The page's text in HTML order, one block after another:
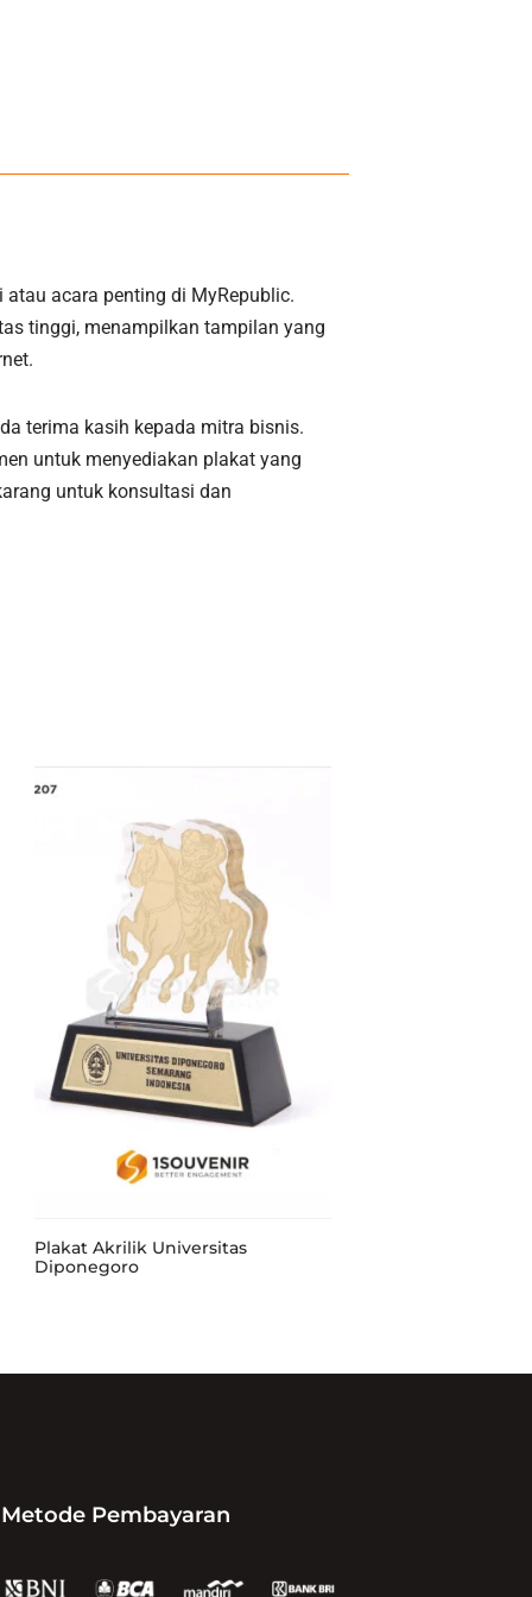
acara penting di MyRepublic.
tinggi, menampilkan tampilan yang
terima kasih kepada mitra bisnis.
untuk menyediakan plakat yang
untuk konsultasi dan
Plakat Akrilik Universitas
Diponegoro
Metode Pembayaran